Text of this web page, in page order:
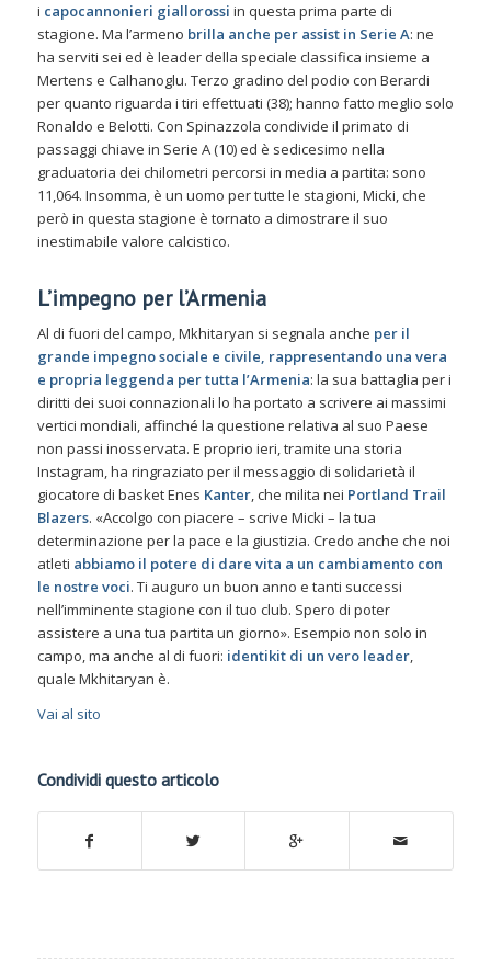
i capocannonieri giallorossi in questa prima parte di
stagione. Ma l’armeno brilla anche per assist in Serie A: ne
ha serviti sei ed è leader della speciale classifica insieme a
Mertens e Calhanoglu. Terzo gradino del podio con Berardi
per quanto riguarda i tiri effettuati (38); hanno fatto meglio solo
Ronaldo e Belotti. Con Spinazzola condivide il primato di
passaggi chiave in Serie A (10) ed è sedicesimo nella
graduatoria dei chilometri percorsi in media a partita: sono
11,064. Insomma, è un uomo per tutte le stagioni, Micki, che
però in questa stagione è tornato a dimostrare il suo
inestimabile valore calcistico.
L’impegno per l’Armenia
Al di fuori del campo, Mkhitaryan si segnala anche per il
grande impegno sociale e civile, rappresentando una vera
e propria leggenda per tutta l’Armenia: la sua battaglia per i
diritti dei suoi connazionali lo ha portato a scrivere ai massimi
vertici mondiali, affinché la questione relativa al suo Paese
non passi inosservata. E proprio ieri, tramite una storia
Instagram, ha ringraziato per il messaggio di solidarietà il
giocatore di basket Enes Kanter, che milita nei Portland Trail
Blazers. «Accolgo con piacere – scrive Micki – la tua
determinazione per la pace e la giustizia. Credo anche che noi
atleti abbiamo il potere di dare vita a un cambiamento con
le nostre voci. Ti auguro un buon anno e tanti successi
nell’imminente stagione con il tuo club. Spero di poter
assistere a una tua partita un giorno». Esempio non solo in
campo, ma anche al di fuori: identikit di un vero leader,
quale Mkhitaryan è.
Vai al sito
Condividi questo articolo